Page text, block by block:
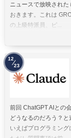
ニュースで放映され
おきます。これは
の上級特派員、ピ...
前回 ChatGPT AIとの
どうなるのだろう？
いえばプログラミング
12
23